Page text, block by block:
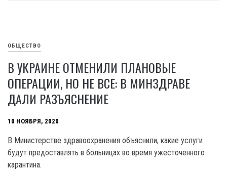
ОБЩЕСТВО
В УКРАИНЕ ОТМЕНИЛИ ПЛАНОВЫЕ
ОПЕРАЦИИ, НО НЕ ВСЕ: В МИНЗДРАВЕ
ДАЛИ РАЗЪЯСНЕНИЕ
10 НОЯБРЯ, 2020
В Министерстве здравоохранения объяснили, какие услуги
будут предоставлять в больницах во время ужесточенного
карантина.